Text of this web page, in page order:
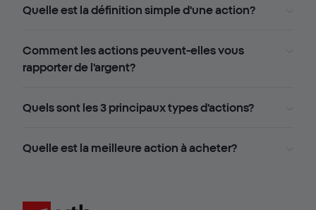
Quelle est la définition simple d'une action?
Comment les actions peuvent-elles vous
rapporter de l'argent?
Quels sont les 3 principaux types d'actions?
Quelle est la meilleure action à acheter?